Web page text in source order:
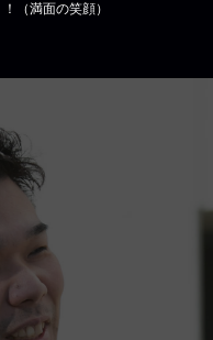
（満面の笑顔）